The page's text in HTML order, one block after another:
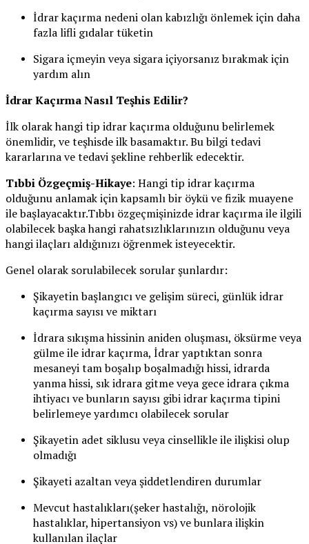
İdrar kaçırma nedeni olan kabızlığı önlemek için daha
fazla lifli gıdalar tüketin
Sigara içmeyin veya sigara içiyorsanız bırakmak için
yardım alın
İdrar Kaçırma Nasıl Teşhis Edilir?
İlk olarak hangi tip idrar kaçırma olduğunu belirlemek
önemlidir, ve teşhisde ilk basamaktır. Bu bilgi tedavi
kararlarına ve tedavi şekline rehberlik edecektir.
Tıbbi Özgeçmiş-Hikaye: Hangi tip idrar kaçırma
olduğunu anlamak için kapsamlı bir öykü ve fizik muayene
ile başlayacaktır.Tıbbı özgeçmişinizde idrar kaçırma ile ilgili
olabilecek başka hangi rahatsızlıklarınızın olduğunu veya
hangi ilaçları aldığınızı öğrenmek isteyecektir.
Genel olarak sorulabilecek sorular şunlardır:
Şikayetin başlangıcı ve gelişim süreci, günlük idrar
kaçırma sayısı ve miktarı
İdrara sıkışma hissinin aniden oluşması, öksürme veya
gülme ile idrar kaçırma, İdrar yaptıktan sonra
mesaneyi tam boşalıp boşalmadığı hissi, idrarda
yanma hissi, sık idrara gitme veya gece idrara çıkma
ihtiyacı ve bunların sayısı gibi idrar kaçırma tipini
belirlemeye yardımcı olabilecek sorular
Şikayetin adet siklusu veya cinsellikle ile ilişkisi olup
olmadığı
Şikayeti azaltan veya şiddetlendiren durumlar
Mevcut hastalıkları(şeker hastalığı, nörolojik
hastalıklar, hipertansiyon vs) ve bunlara ilişkin
kullanılan ilaçlar